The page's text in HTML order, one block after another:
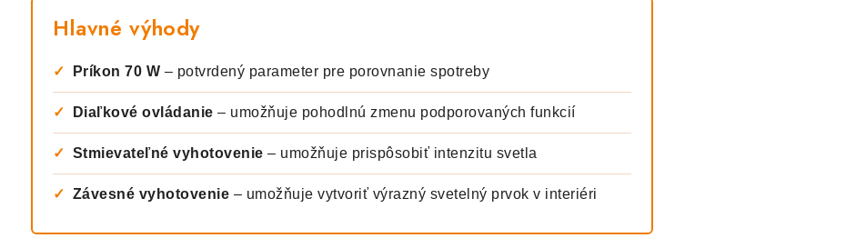
Hlavné výhody
✓ Príkon 70 W – potvrdený parameter pre porovnanie spotreby
✓ Diaľkové ovládanie – umožňuje pohodlnú zmenu podporovaných funkcií
✓ Stmievateľné vyhotovenie – umožňuje prispôsobiť intenzitu svetla
✓ Závesné vyhotovenie – umožňuje vytvoriť výrazný svetelný prvok v interiéri